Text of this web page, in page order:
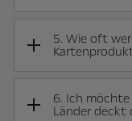
5. Wie oft
6. Ich möchte
Länder deckt